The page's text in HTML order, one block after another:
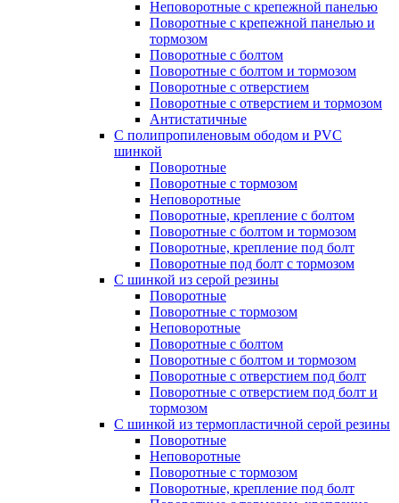
Неповоротные с крепежной панелью
Поворотные с крепежной панелью и
тормозом
Поворотные с болтом
Поворотные с болтом и тормозом
Поворотные с отверстием
Поворотные с отверстием и тормозом
Антистатичные
С полипропиленовым ободом и PVC
шинкой
Поворотные
Поворотные с тормозом
Неповоротные
Поворотные, крепление с болтом
Поворотные с болтом и тормозом
Поворотные, крепление под болт
Поворотные под болт с тормозом
С шинкой из серой резины
Поворотные
Поворотные с тормозом
Неповоротные
Поворотные с болтом
Поворотные с болтом и тормозом
Поворотные с отверстием под болт
Поворотные с отверстием под болт и
тормозом
C шинкой из термопластичной серой резины
Поворотные
Неповоротные
Поворотные с тормозом
Поворотные, крепление под болт